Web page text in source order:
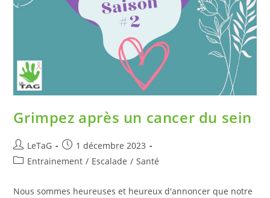
Grimpez après un cancer du sein
LeTaG
1 décembre 2023
Entrainement / Escalade / Santé
Nous sommes heureuses et heureux d'annoncer que notre